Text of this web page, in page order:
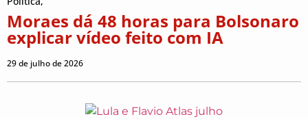
Moraes dá 48 horas para Bolsonaro
explicar vídeo feito com IA
29 de julho de 2026